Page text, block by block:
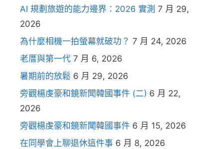
AI 規劃旅遊的能力邊界：2026 實測 7 月 29,
2026
為什麼相機一拍螢幕就破功？ 7 月 24, 2026
老厝與第一代 7 月 6, 2026
暑期前的放鬆 6 月 29, 2026
旁觀楊虔豪和鏡新聞韓國事件 (二) 6 月 22,
2026
旁觀楊虔豪和鏡新聞韓國事件 6 月 15, 2026
在同學會上聊退休這件事 6 月 8, 2026